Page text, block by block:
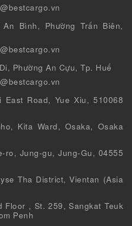
Bình, Phường Trấn Biên,
Phường An Cựu, Tp. Huế
East Road, Yue Xiu, 510068
Kita Ward, Osaka, Osaka
ro, Jung-gu, Jung-Gu, 04555
Tha District, Vientan (Asia
Floor , St. 259, Sangkat Teuk
Penh